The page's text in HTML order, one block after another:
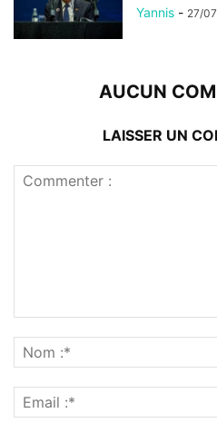
Yannis - 27/
AUCUN
LAISSER UN